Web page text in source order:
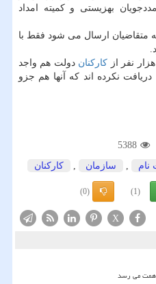
بهزیستی و كمیته امداد
متقاضیان ارسال می شود فقط با
كاركنان دولت هم واجد
نكرده اند كه آنها هم جزو
5388
نام , سازمان , كاركنان
(1)
(0)
X